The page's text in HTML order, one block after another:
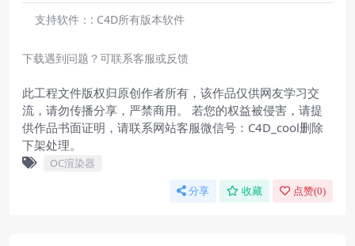
支持软件：: C4D所有版本软件
下载遇到问题？可联系客服或反馈
此工程文件版权归原创作者所有，该作品仅供网友学习交
流，请勿传播分享，严禁商用。 若您的权益被侵害，请提
供作品书面证明，请联系网站客服微信号：C4D_cool删除
下架处理。
OC渲染器
分享 收藏 点赞(0)